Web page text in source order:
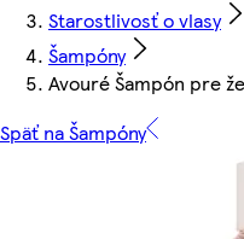
Starostlivosť o vlasy
Šampóny
Avouré Šampón pre
Späť na Šampóny